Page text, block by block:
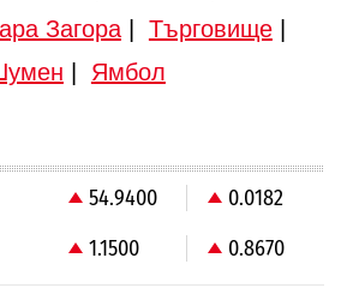
Загора| Търговище|
Ямбол
54.9400
0.0182
1.1500 0.8670